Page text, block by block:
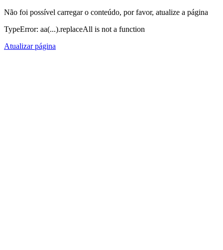
Não foi possível carregar o conteúdo, por favor, atualize a página
TypeError: aa(...).replaceAll is not a function
Atualizar página